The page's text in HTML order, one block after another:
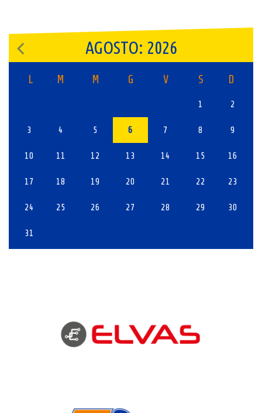
AGOSTO: 2026
L M M G V S D
1 2
3 4 5 6 7 8 9
10 11 12 13 14 15 16
17 18 19 20 21 22 23
24 25 26 27 28 29 30
31